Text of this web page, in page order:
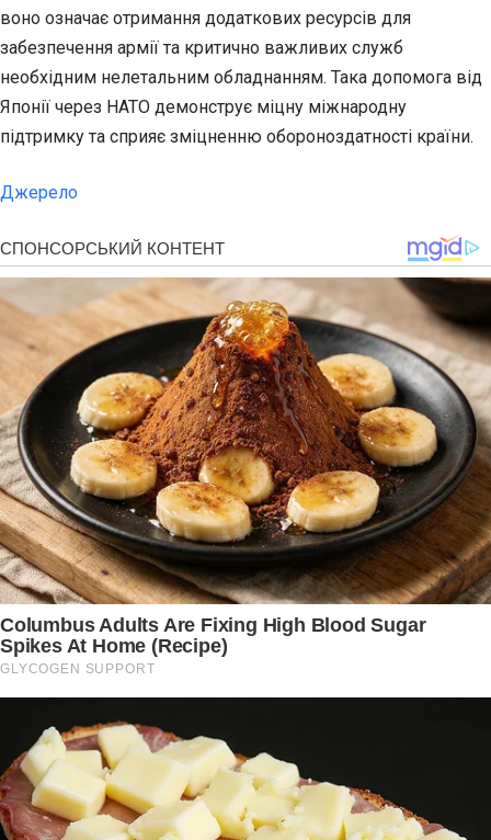
воно означає отримання додаткових ресурсів для
забезпечення армії та критично важливих служб
необхідним нелетальним обладнанням. Така допомога від
Японії через НАТО демонструє міцну міжнародну
підтримку та сприяє зміцненню обороноздатності країни.
Джерело